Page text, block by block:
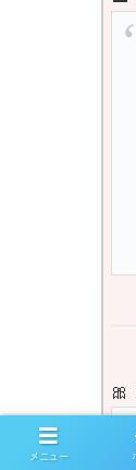
🎀
メニュー